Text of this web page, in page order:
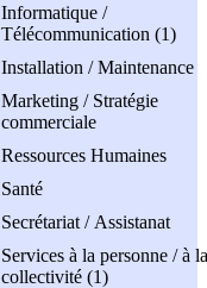
Informatique /
Télécommunication (1)
Installation / Maintenance
Marketing / Stratégie
commerciale
Ressources Humaines
Santé
Secrétariat / Assistanat
Services à la personne / à la
collectivité (1)